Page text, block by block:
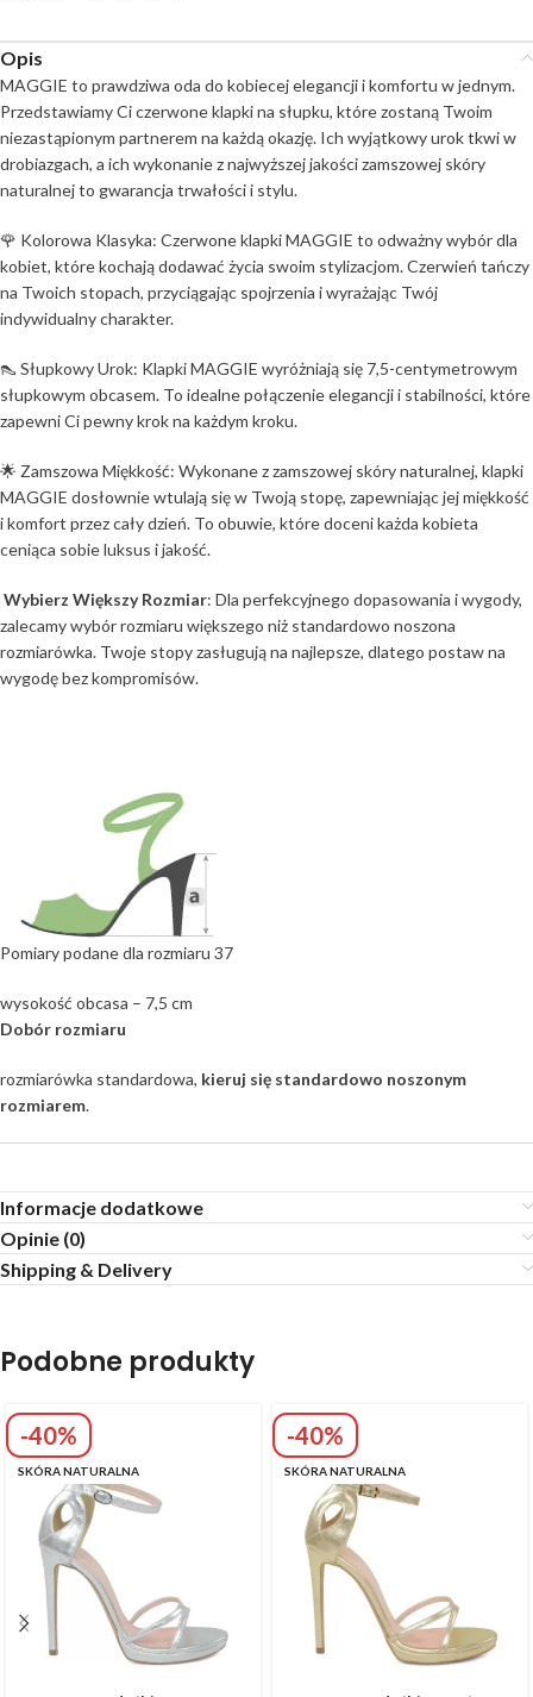
Opis
MAGGIE to prawdziwa oda do kobiecej elegancji i komfortu w jednym.
Przedstawiamy Ci czerwone klapki na słupku, które zostaną Twoim
niezastąpionym partnerem na każdą okazję. Ich wyjątkowy urok tkwi w
drobiazgach, a ich wykonanie z najwyższej jakości zamszowej skóry
naturalnej to gwarancja trwałości i stylu.
🌹 Kolorowa Klasyka: Czerwone klapki MAGGIE to odważny wybór dla
kobiet, które kochają dodawać życia swoim stylizacjom. Czerwień tańczy
na Twoich stopach, przyciągając spojrzenia i wyrażając Twój
indywidualny charakter.
👠 Słupkowy Urok: Klapki MAGGIE wyróżniają się 7,5-centymetrowym
słupkowym obcasem. To idealne połączenie elegancji i stabilności, które
zapewni Ci pewny krok na każdym kroku.
🌟 Zamszowa Miękkość: Wykonane z zamszowej skóry naturalnej, klapki
MAGGIE dosłownie wtulają się w Twoją stopę, zapewniając jej miękkość
i komfort przez cały dzień. To obuwie, które doceni każda kobieta
ceniąca sobie luksus i jakość.
Wybierz Większy Rozmiar: Dla perfekcyjnego dopasowania i wygody,
zalecamy wybór rozmiaru większego niż standardowo noszona
rozmiarówka. Twoje stopy zasługują na najlepsze, dlatego postaw na
wygodę bez kompromisów.
Pomiary podane dla rozmiaru 37
wysokość obcasa – 7,5 cm
Dobór rozmiaru
rozmiarówka standardowa, kieruj się standardowo noszonym
rozmiarem.
Informacje dodatkowe
Opinie (0)
Shipping & Delivery
Podobne produkty
-40%
SKÓRA NATURALNA
-40%
SKÓRA NATURALNA